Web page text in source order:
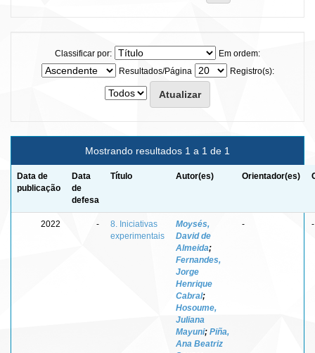
Classificar por:
Em ordem:
Resultados/Página
Registro(s):
Mostrando resultados 1 a 1 de 1
Data de
publicação
Data
de
defesa
Título Autor(es) Orientador(es)
2022 -
8. Iniciativas
experimentais
Moysés,
David de
Almeida;
Fernandes,
Jorge
Henrique
Cabral;
Hosoume,
Juliana
Mayuni; Piña,
Ana Beatriz
- -